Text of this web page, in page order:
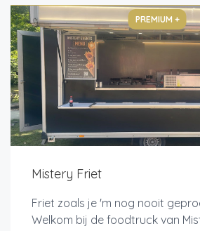
PREMIUM +
Mistery Friet
Friet zoals je 'm nog nooit
Welkom bij de foodtruck van